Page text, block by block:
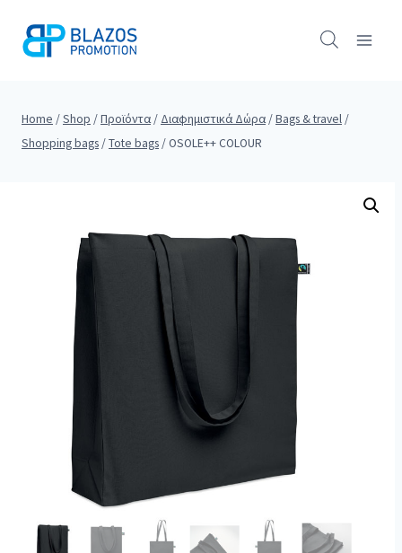
Home /Shop /Προϊόντα / Διαφημιστικά Δώρα /Bags & travel /
Shopping bags /Tote bags /OSOLE++ COLOUR